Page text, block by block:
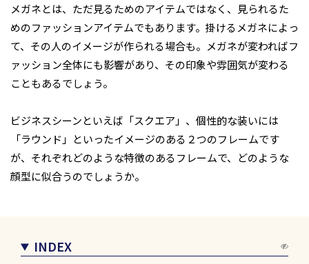
メガネとは、ただ見るためのアイテムではなく、見られるた
めのファッションアイテムでもあります。掛けるメガネによっ
て、その人のイメージが作られる場合も。メガネが変わればフ
ァッション全体にも影響があり、その印象や雰囲気が変わる
こともあるでしょう。
ビジネスシーンといえば「スクエア」、個性的な装いには
「ラウンド」といったイメージのある２つのフレームです
が、それぞれどのような特徴のあるフレームで、どのような
顔型に似合うのでしょうか。
INDEX